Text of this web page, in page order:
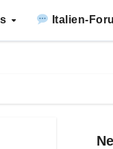
Italien-